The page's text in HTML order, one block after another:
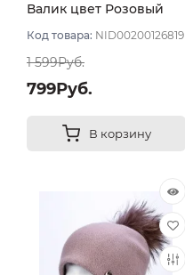
Валик цвет Розовый
Код товара: NID00200126819
1 599Руб.
799Руб.
В корзину